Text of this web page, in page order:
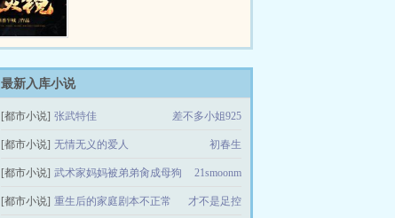
最新入库小说
[都市小说] 张武特佳 差不多小姐925
[都市小说] 无情无义的爱人 初春生
[都市小说] 武术家妈妈被弟弟肏成母狗 21smoonm
[都市小说] 重生后的家庭剧本不正常 才不是足控